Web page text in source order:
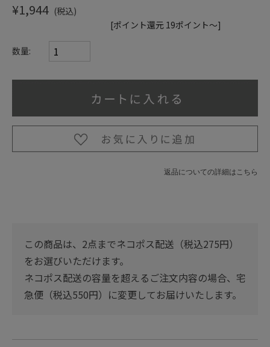
¥1,944 (税込)
[ポイント還元 19ポイント～]
数量:
返品についての詳細はこちら
この商品は、2点までネコポス配送（税込275円）
をお選びいただけます。
ネコポス配送の容量を超えるご注文内容の場合、宅
急便（税込550円）に変更してお届けいたします。